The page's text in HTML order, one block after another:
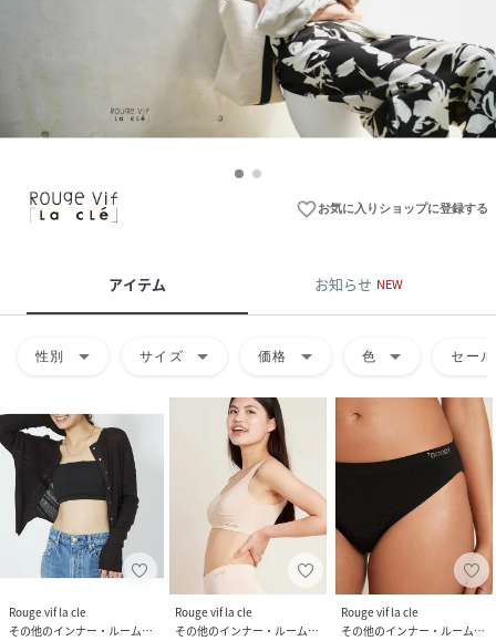
favorite_borderお気に入りショップに登録する
アイテム お知らせ NEW
性別 arrow_drop_down サイズ arrow_drop_down 価格 arrow_drop_down 色 arrow_drop_down セール
Rouge vif la cle
その他のインナー・ルームウェア
Rouge vif la cle
その他のインナー・ルームウェア
Rouge vif la cle
その他のインナー・ルームウェア